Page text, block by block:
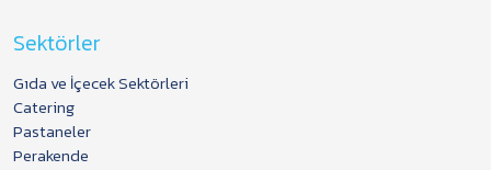
Sektörler
Gıda ve İçecek Sektörleri
Catering
Pastaneler
Perakende